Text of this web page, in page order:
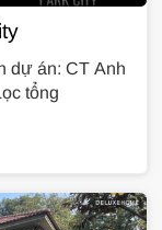
dự án: CT Anh
tổng